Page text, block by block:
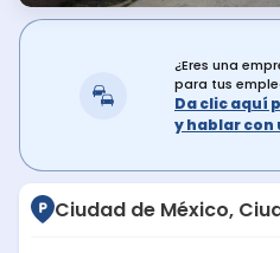
¿Eres una
para tus
Da clic aquí
y hablar con
Ciudad de México,